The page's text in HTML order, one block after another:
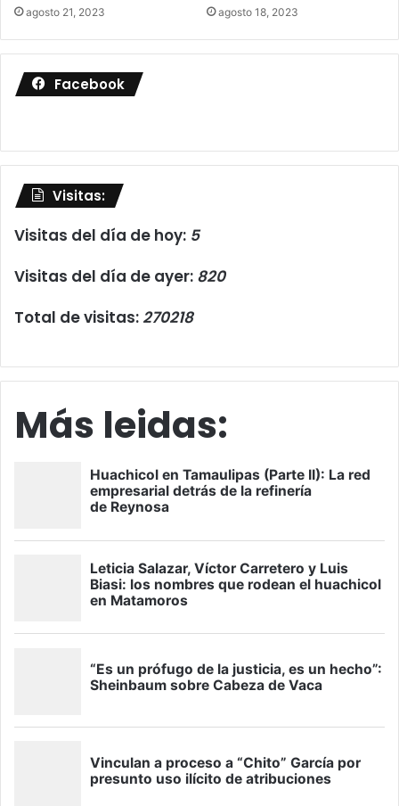
agosto 21, 2023 agosto 18, 2023
Facebook
Visitas:
Visitas del día de hoy: 5
Visitas del día de ayer: 820
Total de visitas: 270218
Más leidas: